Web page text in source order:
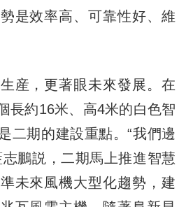
是效率高、可靠性好、維
，更著眼未來發展。在
長約16米、高4米的白色智
二期的建設重點。“我們邊
鵬説，二期馬上推進智慧
未來風機大型化趨勢，建